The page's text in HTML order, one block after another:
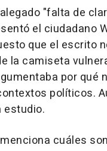
"falta de
el ciudadano
que el escrito
la camiseta
por qué
políticos.
estudio.
cuáles